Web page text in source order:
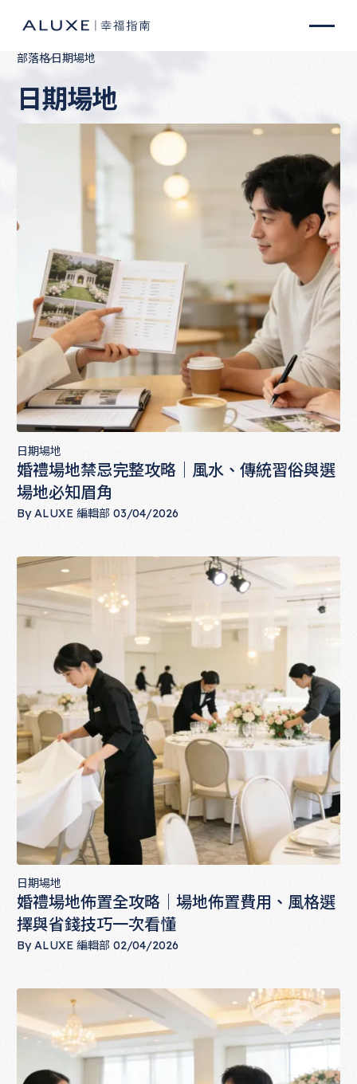
部落格日期場地
日期場地
日期場地
婚禮場地禁忌完整攻略｜風水、傳統習俗與選
場地必知眉角
ByALUXE 編輯部03/04/2026
日期場地
婚禮場地佈置全攻略｜場地佈置費用、風格選
擇與省錢技巧一次看懂
ByALUXE 編輯部02/04/2026